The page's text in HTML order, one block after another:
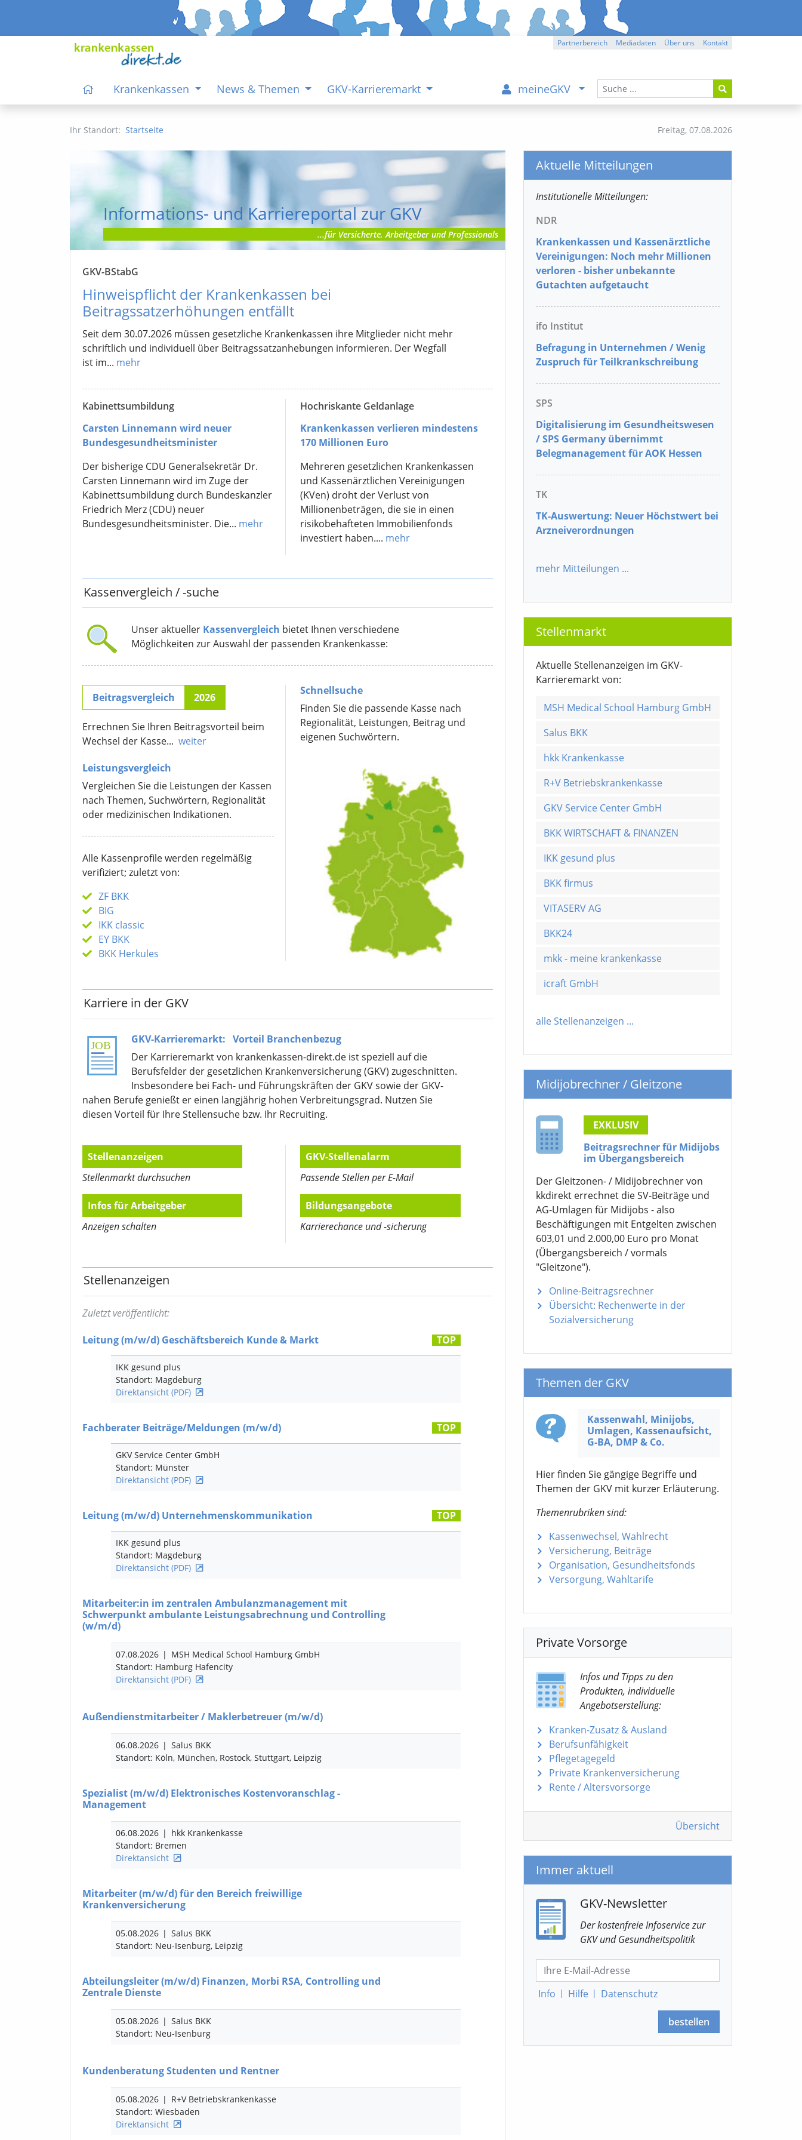
Partnerbereich Mediadaten Über uns Kontakt
Krankenkassen News & Themen GKV-Karrieremarkt meineGKV
Freitag, 07.08.2026
Ihr Standort: Startseite
Informations- und Karriereportal zur GKV
...für Versicherte, Arbeitgeber und Professionals
GKV-BStabG
Hinweispflicht der Krankenkassen bei
Beitragssatzerhöhungen entfällt
Seit dem 30.07.2026 müssen gesetzliche Krankenkassen ihre Mitglieder nicht mehr
schriftlich und individuell über Beitragssatzanhebungen informieren. Der Wegfall
ist im... mehr
Kabinettsumbildung
Carsten Linnemann wird neuer
Bundesgesundheitsminister
Der bisherige CDU Generalsekretär Dr.
Carsten Linnemann wird im Zuge der
Kabinettsumbildung durch Bundeskanzler
Friedrich Merz (CDU) neuer
Bundesgesundheitsminister. Die... mehr
Hochriskante Geldanlage
Krankenkassen verlieren mindestens
170 Millionen Euro
Mehreren gesetzlichen Krankenkassen
und Kassenärztlichen Vereinigungen
(KVen) droht der Verlust von
Millionenbeträgen, die sie in einen
risikobehafteten Immobilienfonds
investiert haben.... mehr
Kassenvergleich / -suche
Unser aktueller Kassenvergleich bietet Ihnen verschiedene
Möglichkeiten zur Auswahl der passenden Krankenkasse:
Beitragsvergleich 2026
Errechnen Sie Ihren Beitragsvorteil beim
Wechsel der Kasse... weiter
Leistungsvergleich
Vergleichen Sie die Leistungen der Kassen
nach Themen, Suchwörtern, Regionalität
oder medizinischen Indikationen.
Alle Kassenprofile werden regelmäßig
verifiziert; zuletzt von:
ZF BKK
BIG
IKK classic
EY BKK
BKK Herkules
Schnellsuche
Finden Sie die passende Kasse nach
Regionalität, Leistungen, Beitrag und
eigenen Suchwörtern.
Karriere in der GKV
GKV-Karrieremarkt: Vorteil Branchenbezug
Der Karrieremarkt von krankenkassen-direkt.de ist speziell auf die
Berufsfelder der gesetzlichen Krankenversicherung (GKV) zugeschnitten.
Insbesondere bei Fach- und Führungskräften der GKV sowie der GKV-
nahen Berufe genießt er einen langjährig hohen Verbreitungsgrad. Nutzen Sie
diesen Vorteil für Ihre Stellensuche bzw. Ihr Recruiting.
Stellenanzeigen
Stellenmarkt durchsuchen
Infos für Arbeitgeber
Anzeigen schalten
GKV-Stellenalarm
Passende Stellen per E-Mail
Bildungsangebote
Karrierechance und -sicherung
Stellenanzeigen
Zuletzt veröffentlicht:
Leitung(m/w/d) Geschäftsbereich Kunde & Markt TOP
IKK gesund plus
Standort: Magdeburg
Direktansicht (PDF)
Fachberater Beiträge/Meldungen (m/w/d) TOP
GKV Service Center GmbH
Standort: Münster
Direktansicht (PDF)
Leitung(m/w/d) Unternehmenskommunikation TOP
IKK gesund plus
Standort: Magdeburg
Direktansicht (PDF)
Mitarbeiter:in im zentralen Ambulanzmanagement mit
Schwerpunkt ambulante Leistungsabrechnung und Controlling
(w/m/d)
07.08.2026 | MSH Medical School Hamburg GmbH
Standort: Hamburg Hafencity
Direktansicht (PDF)
Außendienstmitarbeiter / Maklerbetreuer(m/w/d)
06.08.2026 | Salus BKK
Standort: Köln, München, Rostock, Stuttgart, Leipzig
Spezialist(m/w/d) Elektronisches Kostenvoranschlag -
Management
06.08.2026 | hkk Krankenkasse
Standort: Bremen
Direktansicht
Mitarbeiter(m/w/d)für den Bereich freiwillige
Krankenversicherung
05.08.2026 | Salus BKK
Standort: Neu-Isenburg, Leipzig
Abteilungsleiter(m/w/d) Finanzen, Morbi RSA, Controlling und
Zentrale Dienste
05.08.2026 | Salus BKK
Standort: Neu-Isenburg
Kundenberatung Studenten und Rentner
05.08.2026 | R+V Betriebskrankenkasse
Standort: Wiesbaden
Direktansicht
Aktuelle Mitteilungen
Institutionelle Mitteilungen:
NDR
Krankenkassen und Kassenärztliche
Vereinigungen: Noch mehr Millionen
verloren - bisher unbekannte
Gutachten aufgetaucht
ifo Institut
Befragung in Unternehmen / Wenig
Zuspruch für Teilkrankschreibung
SPS
Digitalisierung im Gesundheitswesen
/ SPS Germany übernimmt
Belegmanagement für AOK Hessen
TK
TK-Auswertung: Neuer Höchstwert bei
Arzneiverordnungen
mehr Mitteilungen ...
Stellenmarkt
Aktuelle Stellenanzeigen im GKV-
Karrieremarkt von:
MSH Medical School Hamburg GmbH
Salus BKK
hkk Krankenkasse
R+V Betriebskrankenkasse
GKV Service Center GmbH
BKK WIRTSCHAFT & FINANZEN
IKK gesund plus
BKK firmus
VITASERV AG
BKK24
mkk - meine krankenkasse
icraft GmbH
alle Stellenanzeigen ...
Midijobrechner/ Gleitzone
EXKLUSIV
Beitragsrechner für Midijobs
im Übergangsbereich
Der Gleitzonen- / Midijobrechner von
kkdirekt errechnet die SV-Beiträge und
AG-Umlagen für Midijobs - also
Beschäftigungen mit Entgelten zwischen
603,01 und 2.000,00 Euro pro Monat
(Übergangsbereich / vormals
"Gleitzone").
Online-Beitragsrechner
Übersicht: Rechenwerte in der
Sozialversicherung
Themen der GKV
Kassenwahl, Minijobs,
Umlagen, Kassen­aufsicht,
G-BA, DMP & Co.
Hier finden Sie gängige Begriffe und
Themen der GKV mit kurzer Erläuterung.
Themenrubriken sind:
Kassenwechsel, Wahlrecht
Versicherung, Beiträge
Organisation, Gesundheitsfonds
Versorgung, Wahltarife
Private Vorsorge
Infos und Tipps zu den
Produkten, individuelle
Angebotserstellung:
Kranken-Zusatz & Ausland
Berufsunfähigkeit
Pflegetagegeld
Private Krankenversicherung
Rente / Altersvorsorge
Übersicht
Immer aktuell
GKV-Newsletter
Der kostenfreie Infoservicezur
GKVund Gesundheitspolitik
Info | Hilfe | Datenschutz
bestellen